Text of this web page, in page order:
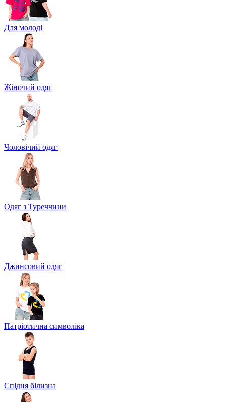
Для молоді
Жіночий одяг
Чоловічий одяг
Одяг з Туреччини
Джинсовий одяг
Патріотична символіка
Спідня білизна